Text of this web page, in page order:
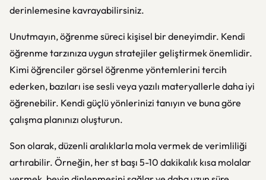
derinlemesine kavrayabilirsiniz.
Unutmayın, öğrenme süreci kişisel bir deneyimdir. Kendi
öğrenme tarzınıza uygun stratejiler geliştirmek önemlidir.
Kimi öğrenciler görsel öğrenme yöntemlerini tercih
ederken, bazıları ise sesli veya yazılı materyallerle daha iyi
öğrenebilir. Kendi güçlü yönlerinizi tanıyın ve buna göre
çalışma planınızı oluşturun.
Son olarak, düzenli aralıklarla mola vermek de verimliliği
artırabilir. Örneğin, her st başı 5-10 dakikalık kısa molalar